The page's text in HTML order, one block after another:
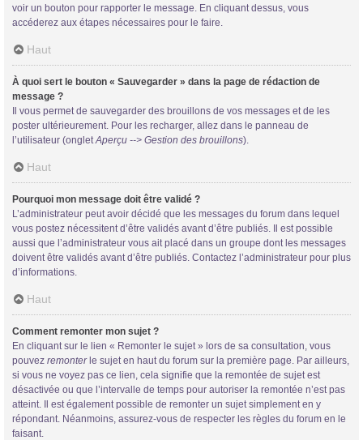
voir un bouton pour rapporter le message. En cliquant dessus, vous
accéderez aux étapes nécessaires pour le faire.
Haut
À quoi sert le bouton « Sauvegarder » dans la page de rédaction de
message ?
Il vous permet de sauvegarder des brouillons de vos messages et de les
poster ultérieurement. Pour les recharger, allez dans le panneau de
l’utilisateur (ongletAperçu --> Gestion des brouillons).
Haut
Pourquoi mon message doit être validé ?
L’administrateur peut avoir décidé que les messages du forum dans lequel
vous postez nécessitent d’être validés avant d’être publiés. Il est possible
aussi que l’administrateur vous ait placé dans un groupe dont les messages
doivent être validés avant d’être publiés. Contactez l’administrateur pour plus
d’informations.
Haut
Comment remonter mon sujet ?
En cliquant sur le lien « Remonter le sujet » lors de sa consultation, vous
pouvez remonterle sujet en haut du forum sur la première page. Par ailleurs,
si vous ne voyez pas ce lien, cela signifie que la remontée de sujet est
désactivée ou que l’intervalle de temps pour autoriser la remontée n’est pas
atteint. Il est également possible de remonter un sujet simplement en y
répondant. Néanmoins, assurez-vous de respecter les règles du forum en le
faisant.